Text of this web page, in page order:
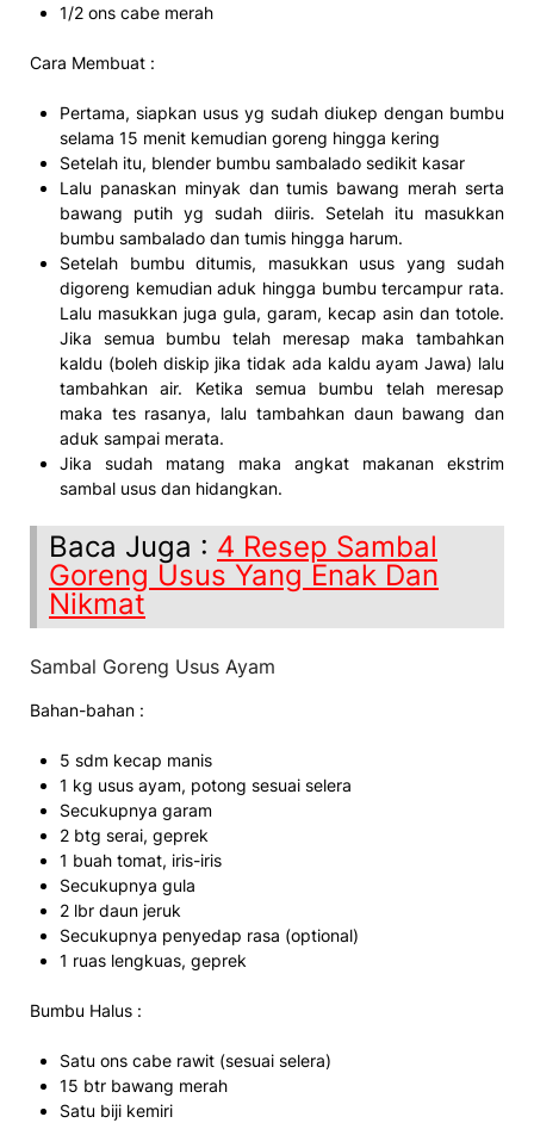
1/2 ons cabe merah
Cara Membuat :
Pertama, siapkan usus yg sudah diukep dengan bumbu
selama 15 menit kemudian goreng hingga kering
Setelah itu, blender bumbu sambalado sedikit kasar
Lalu panaskan minyak dan tumis bawang merah serta
bawang putih yg sudah diiris. Setelah itu masukkan
bumbu sambalado dan tumis hingga harum.
Setelah bumbu ditumis, masukkan usus yang sudah
digoreng kemudian aduk hingga bumbu tercampur rata.
Lalu masukkan juga gula, garam, kecap asin dan totole.
Jika semua bumbu telah meresap maka tambahkan
kaldu (boleh diskip jika tidak ada kaldu ayam Jawa) lalu
tambahkan air. Ketika semua bumbu telah meresap
maka tes rasanya, lalu tambahkan daun bawang dan
aduk sampai merata.
Jika sudah matang maka angkat makanan ekstrim
sambal usus dan hidangkan.
Baca Juga : 4 Resep Sambal
Goreng Usus Yang Enak Dan
Nikmat
Sambal Goreng Usus Ayam
Bahan-bahan :
5 sdm kecap manis
1 kg usus ayam, potong sesuai selera
Secukupnya garam
2 btg serai, geprek
1 buah tomat, iris-iris
Secukupnya gula
2 lbr daun jeruk
Secukupnya penyedap rasa (optional)
1 ruas lengkuas, geprek
Bumbu Halus :
Satu ons cabe rawit (sesuai selera)
15 btr bawang merah
Satu biji kemiri